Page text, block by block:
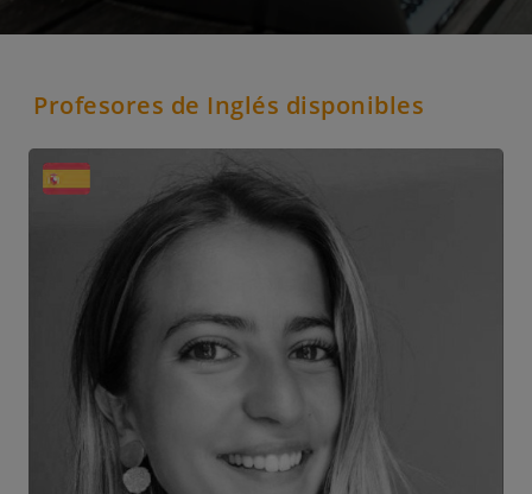
Profesores de Inglés disponibles